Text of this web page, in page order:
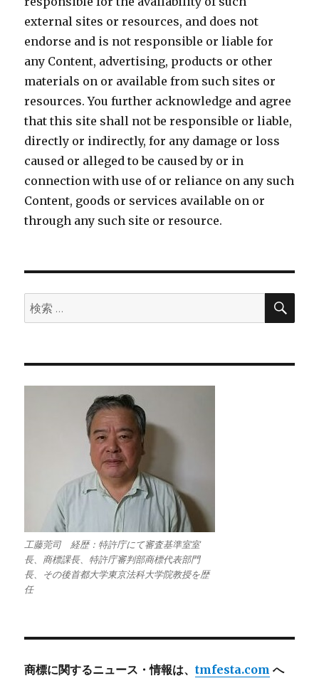
external sites or resources, and does not
endorse and is not responsible or liable for
any Content, advertising, products or other
materials on or available from such sites or
resources. You further acknowledge and agree
that this site shall not be responsible or liable,
directly or indirectly, for any damage or loss
caused or alleged to be caused by or in
connection with use of or reliance on any such
Content, goods or services available on or
through any such site or resource.
検
索:
検
工藤莞司 経歴：特許庁にて審査基準室室
長、商標課長、特許庁審判部商標代表部門
長、その後首都大学東京法科大学院教授を歴
任
商標に関するニュース・情報は、tmfesta.com へ